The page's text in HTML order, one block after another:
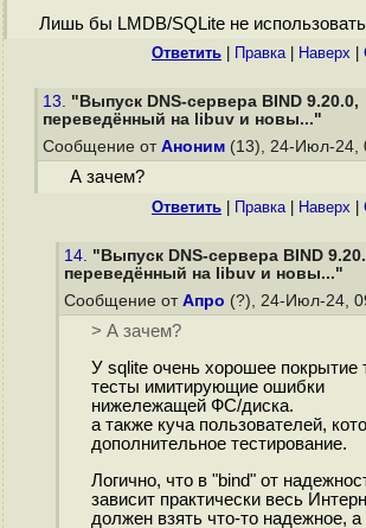
Лишь бы LMDB/SQLite не
Ответить Правка| Наверх
13. "Выпуск DNS-сервера BIND 9.20.0,
переведённый на libuv и новы..."
Сообщение от Аноним (13), 24-Июл-24,
А зачем?
Ответить Правка| Наверх
14. "Выпуск DNS-сервера BIND
переведённый на libuv и новы..."
Сообщение от Апро (?), 24-Июл-24,
> А зачем?
У sqlite очень хорошее покрытие
тесты имитирующие ошибки
нижележащей ФС/диска.
а также куча пользователей,
дополнительное тестирование.
Логично, что в "bind" от
зависит практически весь
должен взять что-то надежное, а